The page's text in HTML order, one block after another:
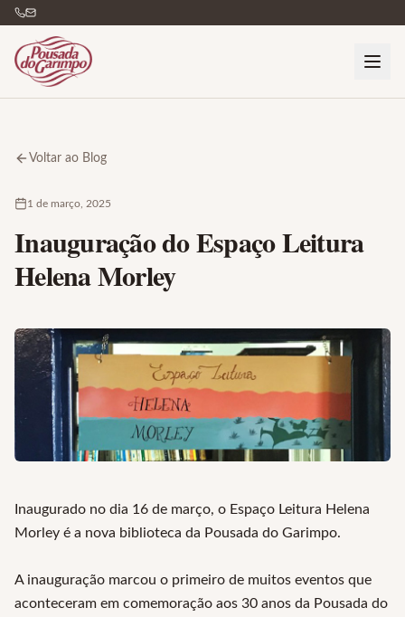
Voltar ao Blog
1 de março, 2025
Inauguração do Espaço Leitura
Helena Morley
Inaugurado no dia 16 de março, o Espaço Leitura Helena
Morley é a nova biblioteca da Pousada do Garimpo.
A inauguração marcou o primeiro de muitos eventos que
aconteceram em comemoração aos 30 anos da Pousada do